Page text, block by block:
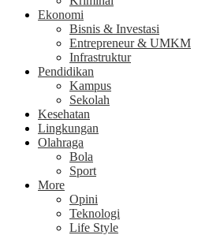
Ekonomi
Bisnis & Investasi
Entrepreneur & UMKM
Infrastruktur
Pendidikan
Kampus
Sekolah
Kesehatan
Lingkungan
Olahraga
Bola
Sport
More
Opini
Teknologi
Life Style